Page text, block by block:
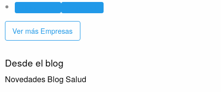
Ver más Empresas
Desde el blog
Novedades Blog Salud